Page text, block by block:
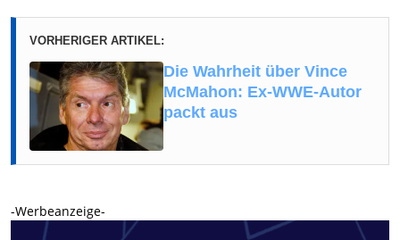
VORHERIGER ARTIKEL:
Die Wahrheit über Vince
McMahon: Ex-WWE-Autor
packt aus
-Werbeanzeige-